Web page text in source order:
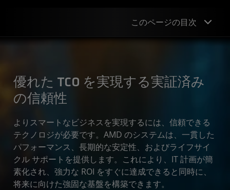
このページの目次
信頼できるパートナー
利用開始
優れた TCO を実現する実証済み
の信頼性
よりスマートなビジネスを実現するには、信頼できる
テクノロジが必要です。AMD のシステムは、一貫した
パフォーマンス、長期的な安定性、およびライフサイ
クル サポートを提供します。これにより、IT 計画が簡
素化され、強力な ROI をすぐに達成できると同時に、
将来に向けた強固な基盤を構築できます。